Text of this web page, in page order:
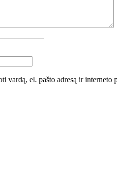
vardą, el. pašto adresą ir